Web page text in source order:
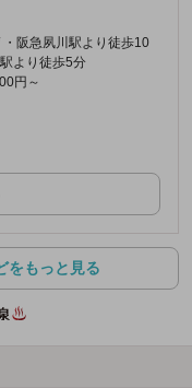
・阪急夙川駅より徒歩10
より徒歩5分
円～
をもっと見る